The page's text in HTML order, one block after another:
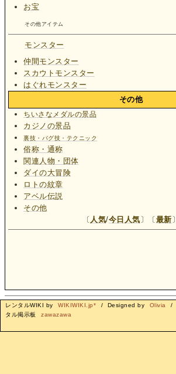
お宝
その他アイテム
モンスター
仲間モンスター
スカウトモンスター
はぐれモンスター
その他
ちいさなメダルの景品
カジノの景品
裏技・バグ技・テクニック
俗称・通称
関連人物・団体
ダイの大冒険
ロトの紋章
アベル伝説
その他
〔 人気/今日人気 〕〔 最新 〕
レンタルWIKI by WIKIWIKI.jp* / Designed by Olivia /
タル掲示板
zawazawa